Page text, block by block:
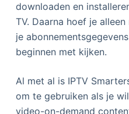
downloaden en
TV. Daarna hoef je
je
beginnen met kijken.
Al met al is IPTV
om te gebruiken als je
video-on-demand